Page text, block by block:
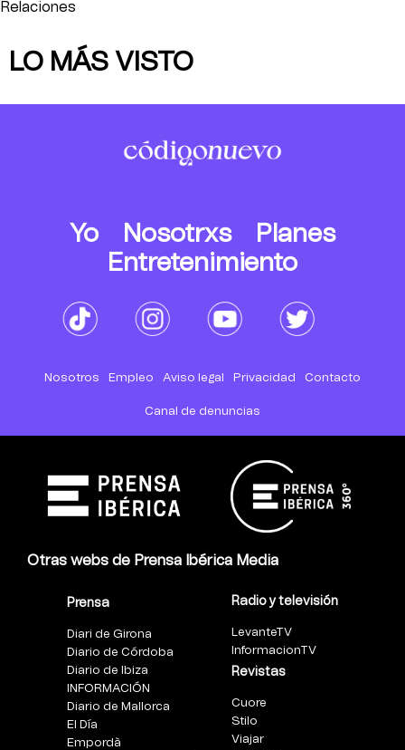
Relaciones
LO MÁS VISTO
Yo Nosotrxs
Planes
Entretenimiento
Nosotros Empleo Aviso legal Privacidad Contacto
Canal de denuncias
Otras webs de Prensa Ibérica Media
Prensa
Diari de Girona
Diario de Córdoba
Diario de Ibiza
INFORMACIÓN
Diario de Mallorca
El Día
Empordà
Radio y televisión
LevanteTV
InformacionTV
Revistas
Cuore
Stilo
Viajar